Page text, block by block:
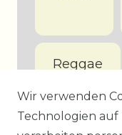
Reggae
Wir verwenden
Technologien